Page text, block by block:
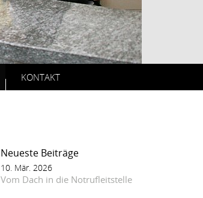
KONTAKT
Neueste Beiträge
10. Mär. 2026
Vom Dach in die Notrufleitstelle